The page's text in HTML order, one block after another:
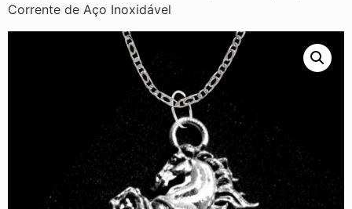
Corrente de Aço Inoxidável